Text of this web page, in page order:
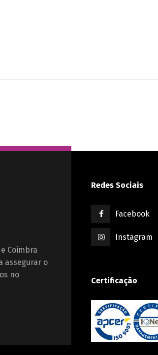
Coimbra
assegurar o
no
Redes Sociais
Facebook
Instagram
Certificação